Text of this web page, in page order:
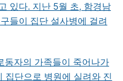
있다. 지난 5월 초, 함경남
들이 집단 설사병에 걸려
동자의 가족들이 죽어나가
집단으로 병원에 실려와 진